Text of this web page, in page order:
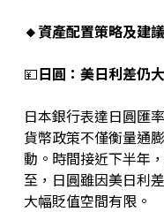
🔸資產配置策略及建議
💴日圓：美日利差仍
日本銀行表達日圓匯
貨幣政策不僅衡量通
動。時間接近下半年
至，日圓雖因美日利
大幅貶值空間有限。